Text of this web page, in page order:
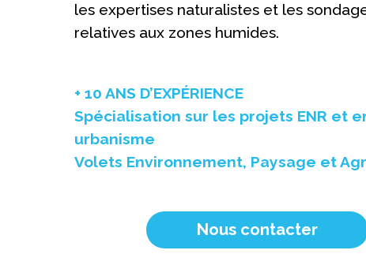
les expertises naturalistes et les
relatives aux zones humides.
+ 10 ANS D’EXPÉRIENCE
Spécialisation sur les projets ENR et
urbanisme
Volets Environnement, Paysage et
Nous contacter